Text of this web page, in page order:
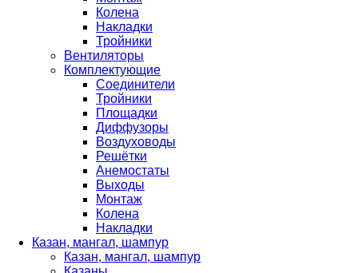
Колена
Накладки
Тройники
Вентиляторы
Комплектующие
Соединители
Тройники
Площадки
Диффузоры
Воздуховоды
Решётки
Анемостаты
Выходы
Монтаж
Колена
Накладки
Казан, мангал, шампур
Казан, мангал, шампур